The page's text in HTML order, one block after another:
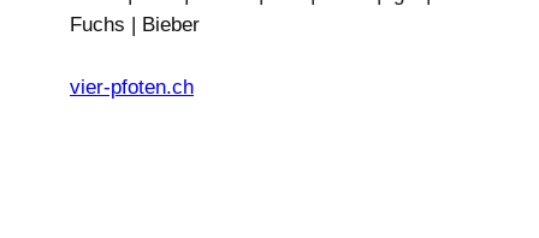
Fuchs | Bieber
vier-pfoten.ch